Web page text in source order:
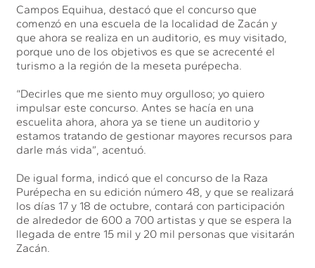
Campos Equihua, destacó que el concurso que
comenzó en una escuela de la localidad de Zacán y
que ahora se realiza en un auditorio, es muy visitado,
porque uno de los objetivos es que se acrecenté el
turismo a la región de la meseta purépecha.
“Decirles que me siento muy orgulloso; yo quiero
impulsar este concurso. Antes se hacía en una
escuelita ahora, ahora ya se tiene un auditorio y
estamos tratando de gestionar mayores recursos para
darle más vida”, acentuó.
De igual forma, indicó que el concurso de la Raza
Purépecha en su edición número 48, y que se realizará
los días 17 y 18 de octubre, contará con participación
de alrededor de 600 a 700 artistas y que se espera la
llegada de entre 15 mil y 20 mil personas que visitarán
Zacán.